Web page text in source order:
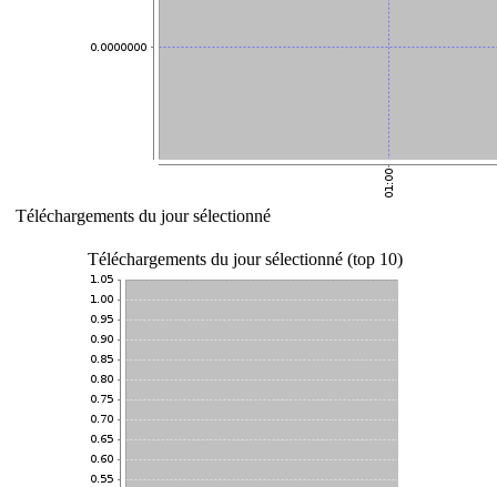
Téléchargements du jour sélectionné
Téléchargements du jour sélectionné (top 10)